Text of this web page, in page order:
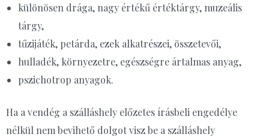
különösen drága, nagy értékű értéktárgy, muzeális
tárgy,
tűzijáték, petárda, ezek alkatrészei, összetevői,
hulladék, környezetre, egészségre ártalmas anyag,
pszichotrop anyagok.
Ha a vendég a szálláshely előzetes írásbeli engedélye
nélkül nem bevihető dolgot visz be a szálláshely